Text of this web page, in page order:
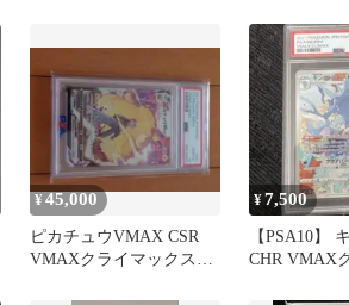
ス…
¥45,000
ピカチュウVMAX CSR
VMAXクライマックス
¥7,500
【PSA10】
CHR VMAX